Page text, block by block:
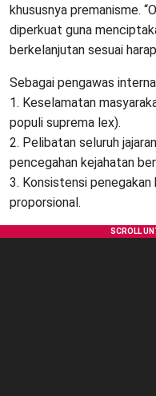
khususnya premanisme.
diperkuat guna
berkelanjutan sesuai
Sebagai pengawas
1. Keselamatan
populi suprema lex).
2. Pelibatan seluruh
pencegahan kejahatan
3. Konsistensi penegakan
proporsional.